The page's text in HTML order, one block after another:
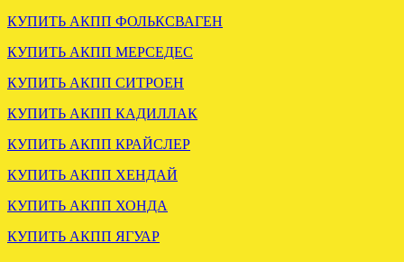
ЗАГРУЖЕНА МКПП
Установлена акпп Lexus IS
КУПИТЬ АКПП ФОЛЬКСВАГЕН
КУПИТЬ АКПП МЕРСЕДЕС
КУПИТЬ АКПП СИТРОЕН
КУПИТЬ АКПП КАДИЛЛАК
КУПИТЬ АКПП КРАЙСЛЕР
КУПИТЬ АКПП ХЕНДАЙ
КУПИТЬ АКПП ХОНДА
КУПИТЬ АКПП ЯГУАР